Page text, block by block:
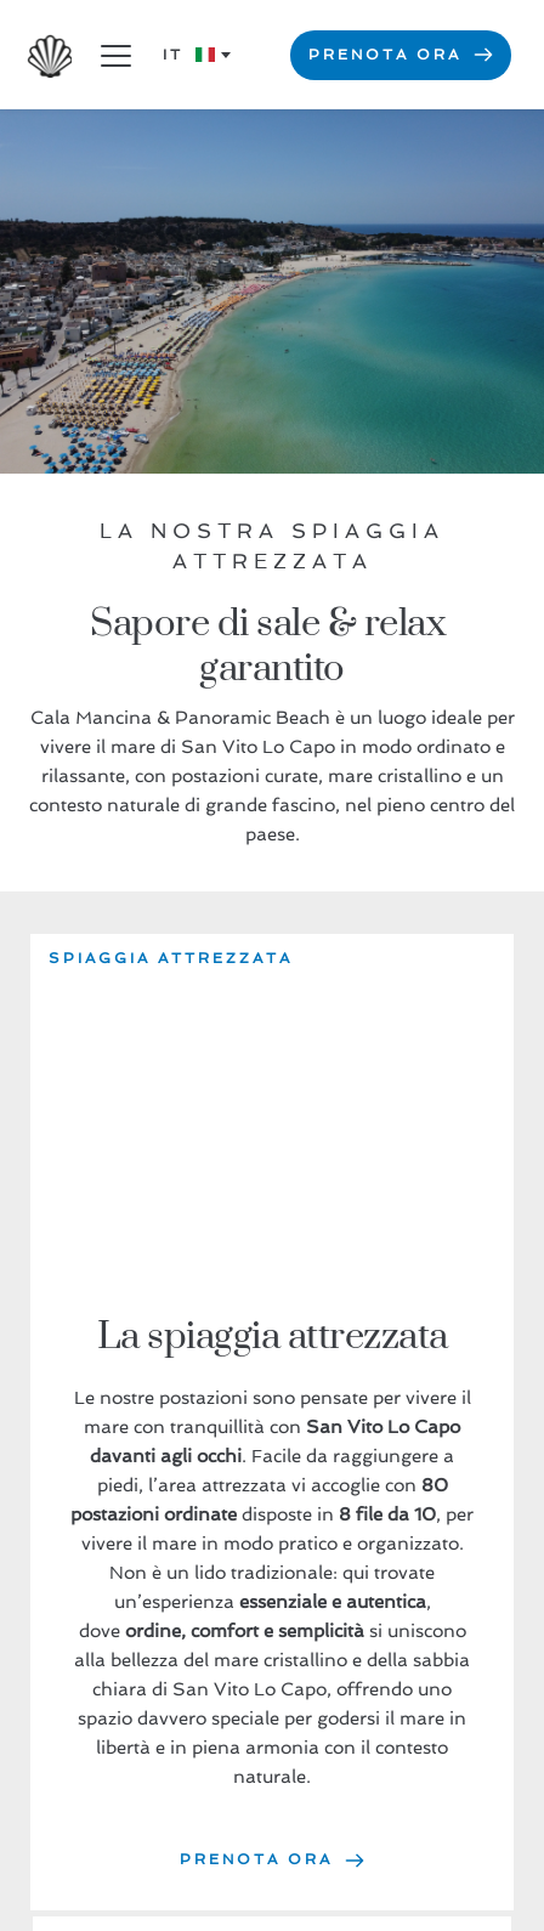
IT PRENOTA ORA
LA NOSTRA SPIAGGIA
ATTREZZATA
Sapore di sale & relax
garantito
Cala Mancina & Panoramic Beach è un luogo ideale per
vivere il mare di San Vito Lo Capo in modo ordinato e
rilassante, con postazioni curate, mare cristallino e un
contesto naturale di grande fascino, nel pieno centro del
paese.
SPIAGGIA ATTREZZATA
La spiaggia attrezzata
Le nostre postazioni sono pensate per vivere il
mare con tranquillità con San Vito Lo Capo
davanti agli occhi. Facile da raggiungere a
piedi, l’area attrezzata vi accoglie con 80
postazioni ordinate disposte in 8 file da 10, per
vivere il mare in modo pratico e organizzato.
Non è un lido tradizionale: qui trovate
un’esperienza essenziale e autentica,
dove ordine, comfort e semplicitàsi uniscono
alla bellezza del mare cristallino e della sabbia
chiara di San Vito Lo Capo, offrendo uno
spazio davvero speciale per godersi il mare in
libertà e in piena armonia con il contesto
naturale.
PRENOTA ORA